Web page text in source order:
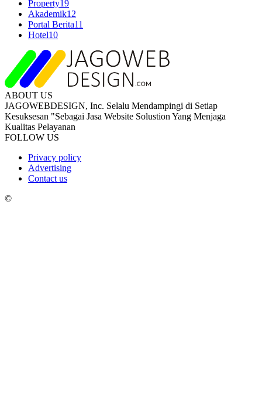
Property19
Akademik12
Portal Berita11
Hotel10
ABOUT US
JAGOWEBDESIGN, Inc. Selalu Mendampingi di Setiap
Kesuksesan "Sebagai Jasa Website Solustion Yang Menjaga
Kualitas Pelayanan
FOLLOW US
Privacy policy
Advertising
Contact us
©